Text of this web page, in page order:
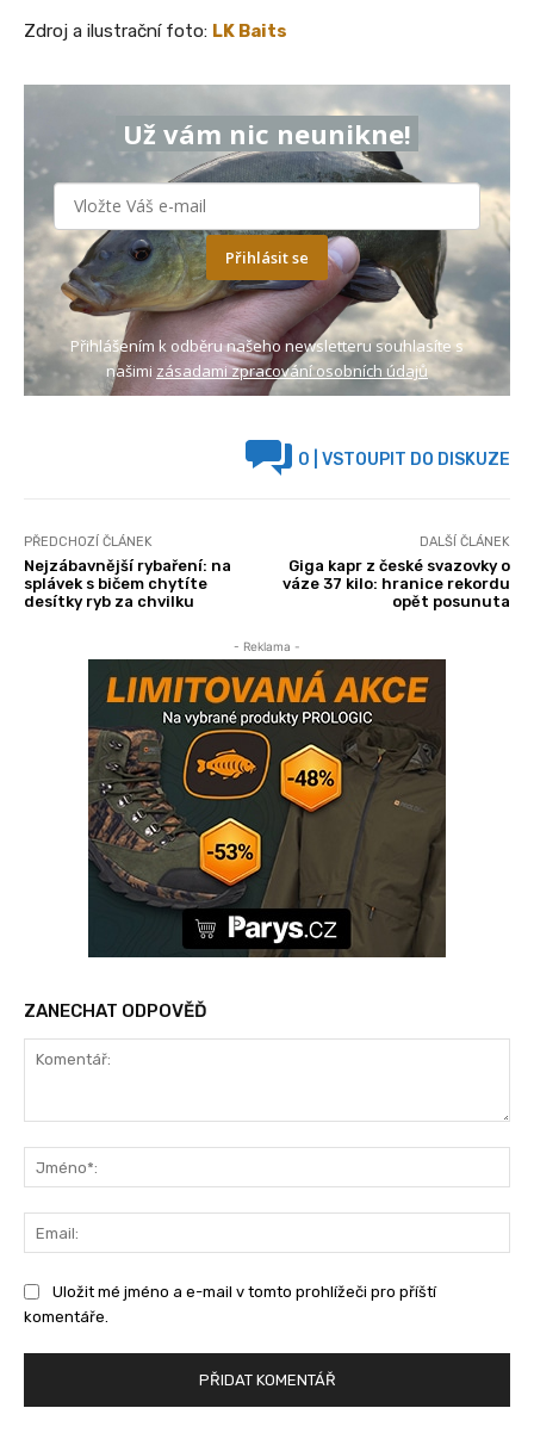
Zdroj a ilustrační foto: LK Baits
Už vám nic neunikne!
Přihlásit se
Přihlášením k odběru našeho newsletteru souhlasíte s
našimi zásadami zpracování osobních údajů
0 | VSTOUPIT DO DISKUZE
PŘEDCHOZÍ ČLÁNEK
Nejzábavnější rybaření: na
splávek s bičem chytíte
desítky ryb za chvilku
DALŠÍ ČLÁNEK
Giga kapr z české svazovky o
váze 37 kilo: hranice rekordu
opět posunuta
- Reklama -
ZANECHAT ODPOVĚĎ
Uložit mé jméno a e-mail v tomto prohlížeči pro příští
komentáře.